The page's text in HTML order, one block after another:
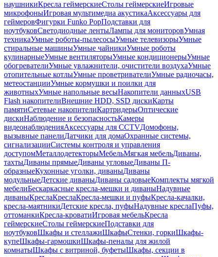
наушникиКресла геймерскиеСтолы геймерскиеИгровые
микрофоныИгровая мультимедиа акустикаАксессуары для
геймеровФигурки Funko PopПодставки для
ноутбуковСветодиодные лентыЛампы для мониторовУмная
техникаУмные роботы-пылесосыУмные телевизорыУмные
стиральные машиныУмные чайникиУмные роботы
кулинарныеУмные вентиляторыУмные кондиционерыУмные
обогревателиУмные увлажнители, очистители воздухаУмные
отопительные котлыУмные проветривателиУмные радиочасы,
метеостанцииУмные кормушки и поилки для
животныхУмные напольные весыНакопители данныхUSB
Flash накопителиВнешние HDD, SSD дискиКарты
памятиСетевые накопителиКартридерыОптические
дискиНаблюдение и безопасностьКамеры
видеонаблюденияАксессуары для CCTVДомофоны,
вызывные панелиДатчики для домаОхранные системы,
сигнализацииСистемы контроля и управления
доступомМеталлодетекторыМебельМягкая мебельДиваны,
тахтыДиваны прямыеДиваны угловыеДиваны П-
образныеКухонные уголки, диваныДиваны
модульныеДетские диваныДиваны садовыеКомплекты мягкой
мебелиБескаркасные кресла-мешки и диваныНадувные
диваныКреслаКреслаКресла-мешки и пуфыКресла-качалки,
кресла-маятникиДетские кресла, пуфыНадувные креслаПуфы,
оттоманкиКресла-кроватиИгровая мебельКресла
геймерскиеСтолы геймерскиеПодставки для
ноутбуковШкафы и стеллажиШкафыСтенки, горкиШкафы-
купеШкафы-гармошкиШкафы-пеналы для жилой
комнатыШкафы с витриной, буфетыШкафы, секции в